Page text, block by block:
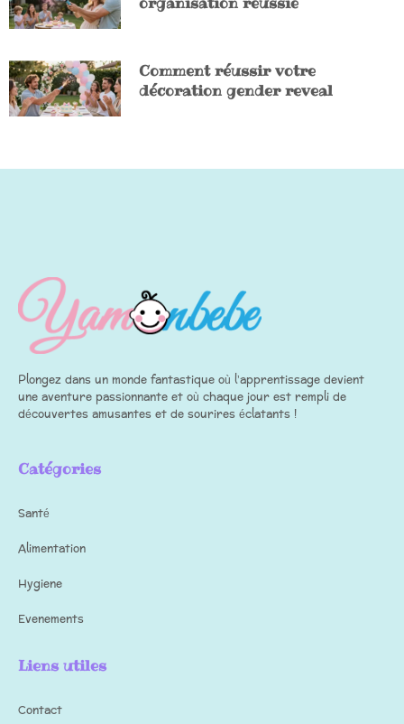
Comment réussir votre
décoration gender reveal
Plongez dans un monde fantastique où l’apprentissage devient
une aventure passionnante et où chaque jour est rempli de
découvertes amusantes et de sourires éclatants !
Catégories
Santé
Alimentation
Hygiene
Evenements
Liens utiles
Contact